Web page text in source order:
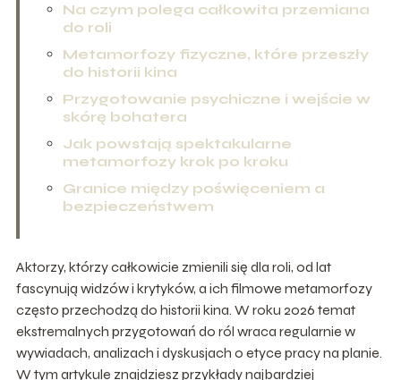
Na czym polega całkowita przemiana
do roli
Metamorfozy fizyczne, które przeszły
do historii kina
Przygotowanie psychiczne i wejście w
skórę bohatera
Jak powstają spektakularne
metamorfozy krok po kroku
Granice między poświęceniem a
bezpieczeństwem
Aktorzy, którzy całkowicie zmienili się dla roli, od lat
fascynują widzów i krytyków, a ich filmowe metamorfozy
często przechodzą do historii kina. W roku 2026 temat
ekstremalnych przygotowań do ról wraca regularnie w
wywiadach, analizach i dyskusjach o etyce pracy na planie.
W tym artykule znajdziesz przykłady najbardziej